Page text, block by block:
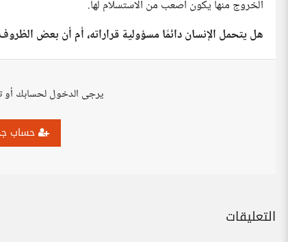
الخروج منها يكون أصعب من الاستسلام لها.
هل يتحمل الإنسان دائمًا مسؤولية قراراته، أم أن بعض
يرجى الدخول لحسابك
حساب
التعليقات